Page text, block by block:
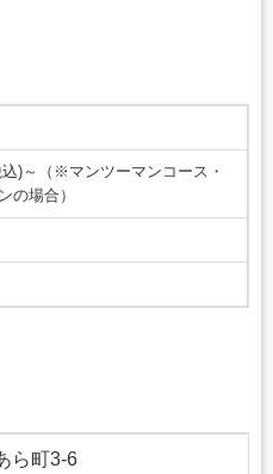
)～（※マンツーマンコース・
の場合）
ら町3-6